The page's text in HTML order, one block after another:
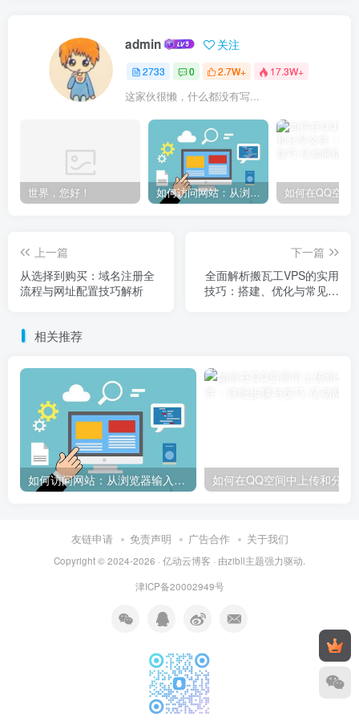
admin 关注
2733 0 2.7W+ 17.3W+
这家伙很懒，什么都没有写...
世界，您好！ 如何访问网站：从浏览器输入到页面加载的完整步骤详解
上一篇
从选择到购买：域名注册全
流程与网址配置技巧解析
下一篇
全面解析搬瓦工VPS的实用
技巧：搭建、优化与常见问
题解决
相关推荐
友链申请 免责声明 广告合作 关于我们
Copyright © 2024-2026 · 亿动云博客 · 由 zibll主题强力驱动.
津ICP备20002949号